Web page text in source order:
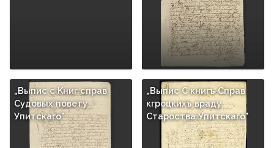
„Выпис с Kниг справ
Cудовых повету
Упитскаго"
„Выпис C книгъ Cправ
кгроцкихъ враду
Cтароства Упитскаго"